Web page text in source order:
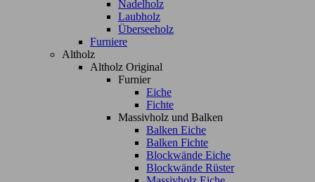
Nadelholz
Laubholz
Überseeholz
Furniere
Altholz
Altholz Original
Furnier
Eiche
Fichte
Massivholz und Balken
Balken Eiche
Balken Fichte
Blockwände Eiche
Blockwände Rüster